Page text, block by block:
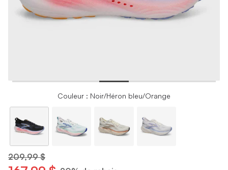
Couleur : Noir/Héron bleu/Orange
209,99 $